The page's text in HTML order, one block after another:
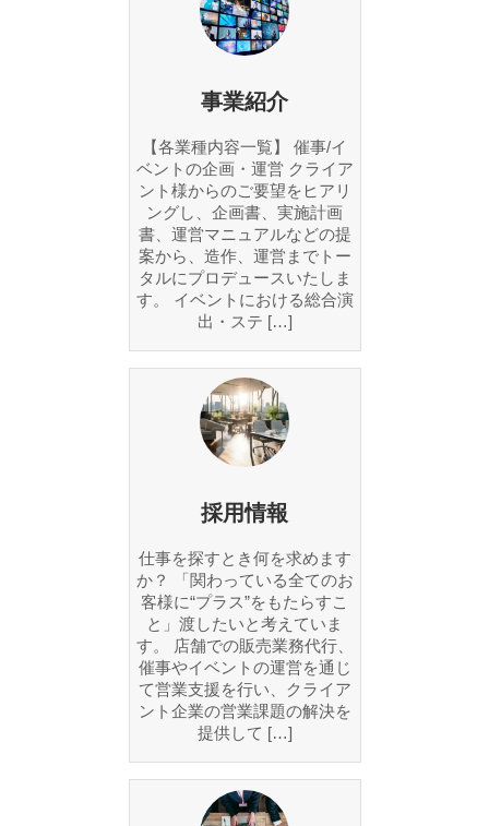
事業紹介
【各業種内容一覧】 催事/イ
ベントの企画・運営 クライア
ント様からのご要望をヒアリ
ングし、企画書、実施計画
書、運営マニュアルなどの提
案から、造作、運営までトー
タルにプロデュースいたしま
す。 イベントにおける総合演
出・ステ […]
採用情報
仕事を探すとき何を求めます
か？ 「関わっている全てのお
客様に“プラス”をもたらすこ
と」渡したいと考えていま
す。 店舗での販売業務代行、
催事やイベントの運営を通じ
て営業支援を行い、クライア
ント企業の営業課題の解決を
提供して […]